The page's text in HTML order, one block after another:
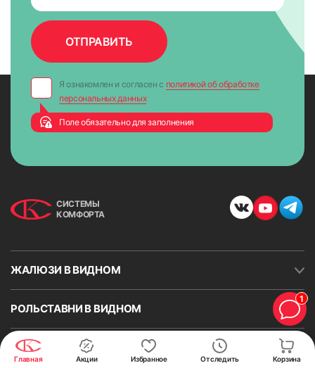
Главная Акции Отследить
Избранное Корзина
Я ознакомлен и согласен с политикой об обработке
персональных данных
Поле обязательно для заполнения
СИСТЕМЫ
КОМФОРТА
ЖАЛЮЗИ В ВИДНОМ
РОЛЬСТАВНИ В ВИДНОМ
ВОРОТА В ВИДНОМ
1